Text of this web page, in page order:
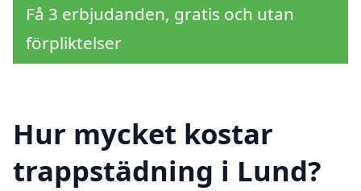
Få 3 erbjudanden, gratis och utan
förpliktelser
Hur mycket kostar
trappstädning i Lund?